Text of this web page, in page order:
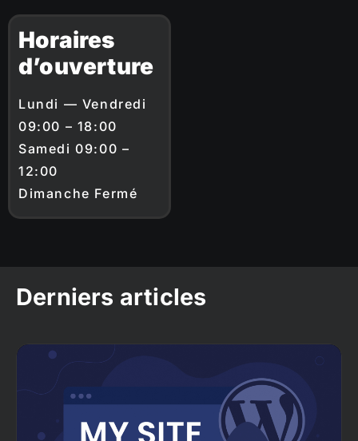
Horaires
d’ouverture
Lundi — Vendredi
09:00 – 18:00
Samedi 09:00 –
12:00
Dimanche Fermé
Derniers articles